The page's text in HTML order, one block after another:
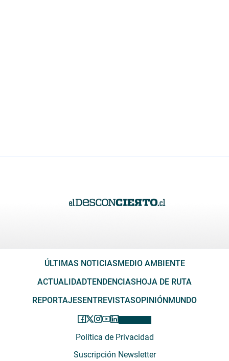
ÚLTIMAS NOTICIASMEDIO AMBIENTE
ACTUALIDADTENDENCIASHOJA DE RUTA
REPORTAJESENTREVISTASOPINIÓNMUNDO
Política de Privacidad
Suscripción Newsletter